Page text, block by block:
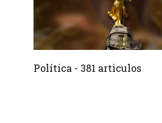
Crear 381
Política - 381 articulos